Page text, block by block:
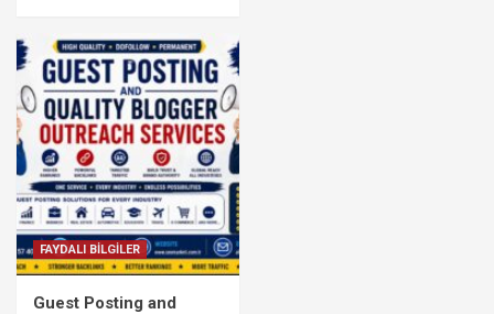
FAYDALI BİLGİLER
Guest Posting and